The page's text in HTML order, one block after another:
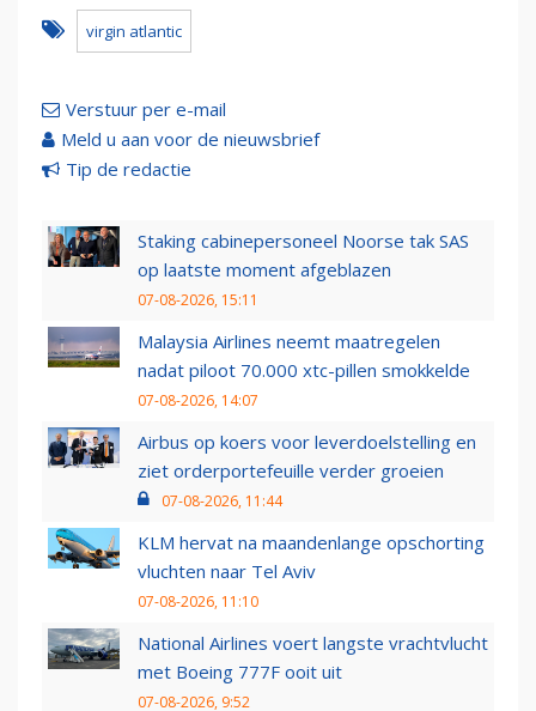
virgin atlantic
Verstuur per e-mail
Meld u aan voor de nieuwsbrief
Tip de redactie
Staking cabinepersoneel Noorse tak SAS
op laatste moment afgeblazen
07-08-2026, 15:11
Malaysia Airlines neemt maatregelen
nadat piloot 70.000 xtc-pillen smokkelde
07-08-2026, 14:07
Airbus op koers voor leverdoelstelling en
ziet orderportefeuille verder groeien
07-08-2026, 11:44
KLM hervat na maandenlange opschorting
vluchten naar Tel Aviv
07-08-2026, 11:10
National Airlines voert langste vrachtvlucht
met Boeing 777F ooit uit
07-08-2026, 9:52